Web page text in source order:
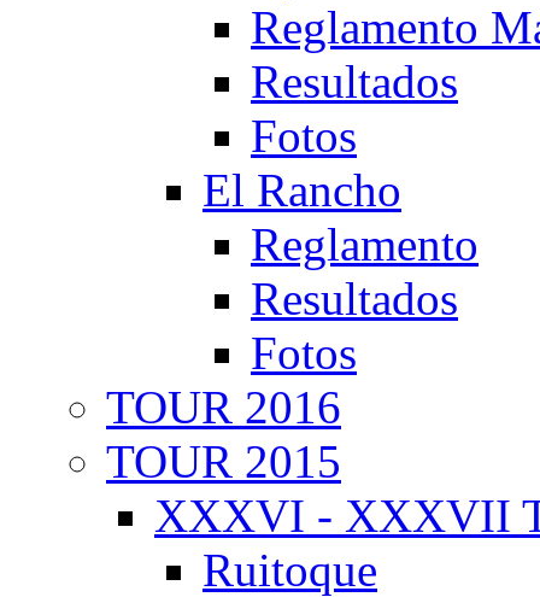
Reglamento
Resultados
Fotos
El Rancho
Reglamento
Resultados
Fotos
TOUR 2016
TOUR 2015
XXXVI - XXXVII
Ruitoque